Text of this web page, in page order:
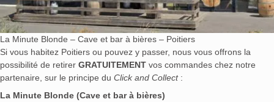
La Minute Blonde – Cave et bar à bières – Poitiers
Si vous habitez Poitiers ou pouvez y passer, nous vous offrons la
possibilité de retirer GRATUITEMENT vos commandes chez notre
partenaire, sur le principe du Click and Collect:
La Minute Blonde (Cave et bar à bières)